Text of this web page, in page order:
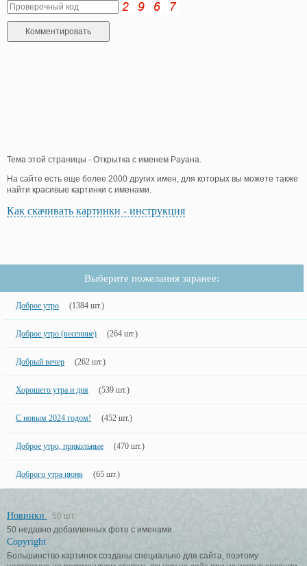
Тема этой страницы - Открытка с именем Рауана.
На сайте есть еще более 2000 других имен, для которых вы можете также
найти красивые картинки с именами.
Как скачивать картинки - инструкция
Выберите пожелания заранее:
Доброе утро (1384 шт.)
Доброе утро (весенние) (264 шт.)
Добрый вечер (262 шт.)
Хорошего утра и дня (539 шт.)
С новым 2024 годом! (452 шт.)
Доброе утро, прикольные (470 шт.)
Доброго утра июня (65 шт.)
Новинки
50 шт.
50 недавно добавленных фото с именами.
Copyright
Большинство картинок созданы специально для сайта, поэтому